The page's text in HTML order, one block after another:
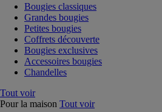
Bougies classiques
Grandes bougies
Petites bougies
Coffrets découverte
Bougies exclusives
Accessoires bougies
Chandelles
Tout voir
Pour la maison Tout voir